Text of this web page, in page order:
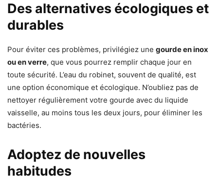
Des alternatives écologiques et
durables
Pour éviter ces problèmes, privilégiez une gourde en inox
ou en verre, que vous pourrez remplir chaque jour en
toute sécurité. L’eau du robinet, souvent de qualité, est
une option économique et écologique. N’oubliez pas de
nettoyer régulièrement votre gourde avec du liquide
vaisselle, au moins tous les deux jours, pour éliminer les
bactéries.
Adoptez de nouvelles
habitudes